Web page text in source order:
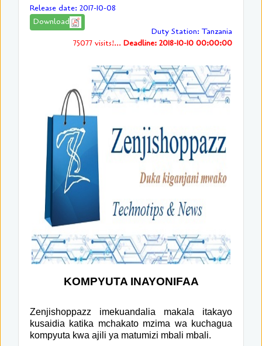
Release date: 2017-10-08
Download
Duty Station: Tanzania
75077 visits!... Deadline: 2018-10-10 00:00:00
KOMPYUTA INAYONIFAA
Zenjishoppazz imekuandalia makala itakayo
kusaidia katika mchakato mzima wa kuchagua
kompyuta kwa ajili ya matumizi mbali mbali.